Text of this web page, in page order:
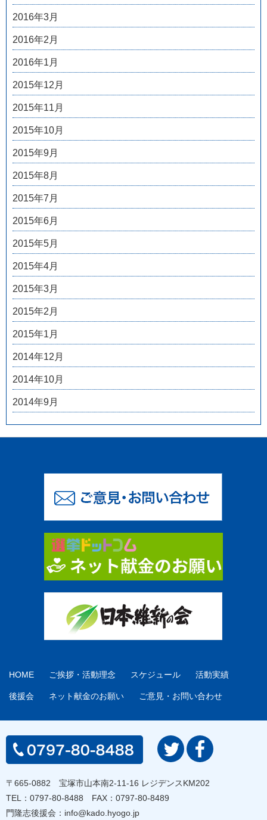
2016年3月
2016年2月
2016年1月
2015年12月
2015年11月
2015年10月
2015年9月
2015年8月
2015年7月
2015年6月
2015年5月
2015年4月
2015年3月
2015年2月
2015年1月
2014年12月
2014年10月
2014年9月
HOME ご挨拶・活動理念 スケジュール 活動実績
後援会 ネット献金のお願い ご意見・お問い合わせ
〒665-0882 宝塚市山本南2-11-16 レジデンスKM202
TEL： 0797-80-8488 FAX：0797-80-8489
門隆志後援会： info@kado.hyogo.jp